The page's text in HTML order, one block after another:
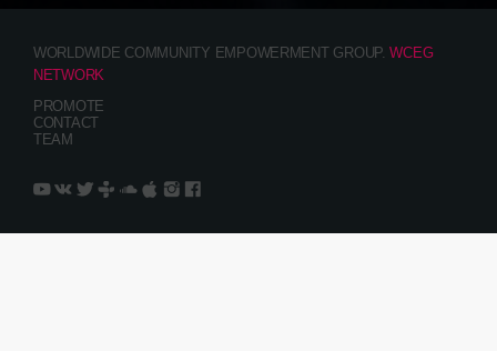
WORLDWIDE COMMUNITY EMPOWERMENT GROUP.WCEG
NETWORK
PROMOTE
CONTACT
TEAM